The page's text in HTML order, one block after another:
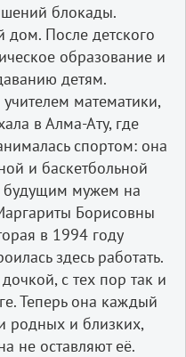
блокады.
дом. После детского
образование и
детям.
математики,
в Алма-Ату, где
спортом: она
и баскетбольной
будущим мужем на
Борисовны
в 1994 году
здесь работать.
с тех пор так и
Теперь она каждый
родных и близких,
не оставляют её.